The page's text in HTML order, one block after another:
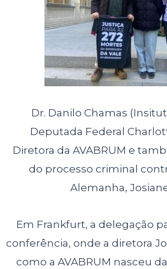
Dr. Danilo Chamas
Deputada Federal
Diretora da AVABRUM e
do processo criminal
Alemanha,
Em Frankfurt, a delegação
conferência, onde a diretora
como a AVABRUM nasceu